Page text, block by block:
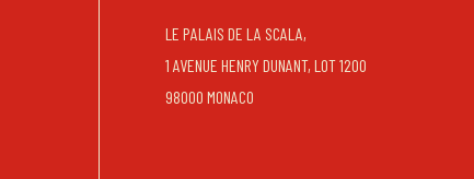
LE PALAIS DE LA SCALA,
1 AVENUE HENRY DUNANT, LOT 1200
98000 MONACO